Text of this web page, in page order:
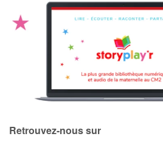
Retrouvez-nous sur